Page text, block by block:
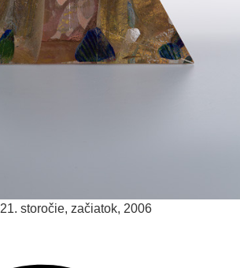
21. storočie, začiatok, 2006